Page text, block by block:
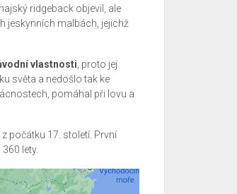
ridgeback objevil, ale
jeskynních malbách, jejichž
vlastnosti , proto jej
světa a nedošlo tak ke
pomáhal při lovu a
počátku 17. století. První
lety.